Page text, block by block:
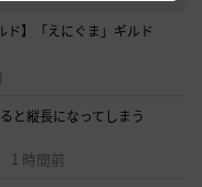
ド】「えにぐま」ギルド
と縦長になってしまう
1 時間前